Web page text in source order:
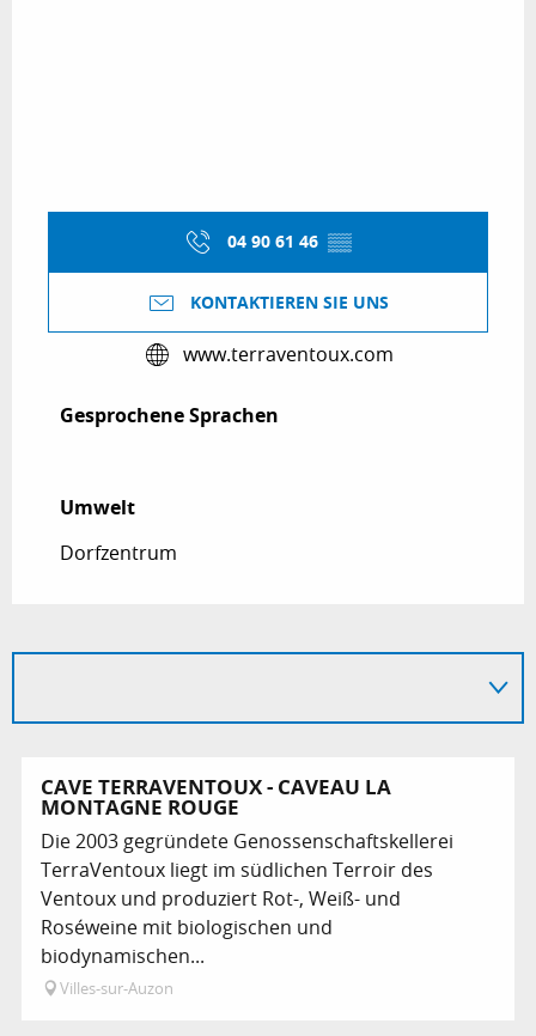
04 90 61 46 ▒▒
KONTAKTIEREN SIE UNS
www.terraventoux.com
Gesprochene Sprachen
Gesprochene Sprachen
Umwelt
Umwelt
Dorfzentrum
CAVE TERRAVENTOUX - CAVEAU LA
MONTAGNE ROUGE
Die 2003 gegründete Genossenschaftskellerei
TerraVentoux liegt im südlichen Terroir des
Ventoux und produziert Rot-, Weiß- und
Roséweine mit biologischen und
biodynamischen...
Villes-sur-Auzon